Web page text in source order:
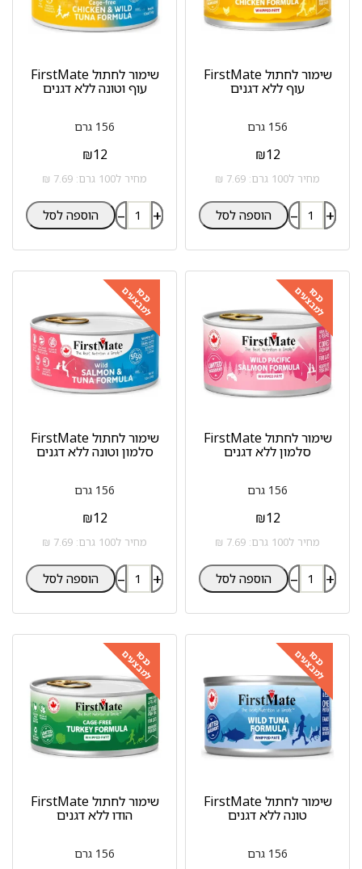
שימור לחתול FirstMate
עוף ללא דגנים
156 גרם
₪12
מחיר ל100 גרם: 7.69 ₪
– + הוספה לסל
שימור לחתול FirstMate
עוף וטונה ללא דגנים
156 גרם
₪12
מחיר ל100 גרם: 7.69 ₪
– + הוספה לסל
כנסו
למבצעים
שימור לחתול FirstMate
סלמון ללא דגנים
156 גרם
₪12
מחיר ל100 גרם: 7.69 ₪
– + הוספה לסל
כנסו
למבצעים
שימור לחתול FirstMate
סלמון וטונה ללא דגנים
156 גרם
₪12
מחיר ל100 גרם: 7.69 ₪
– + הוספה לסל
כנסו
למבצעים
שימור לחתול FirstMate
טונה ללא דגנים
156 גרם
כנסו
למבצעים
שימור לחתול FirstMate
הודו ללא דגנים
156 גרם